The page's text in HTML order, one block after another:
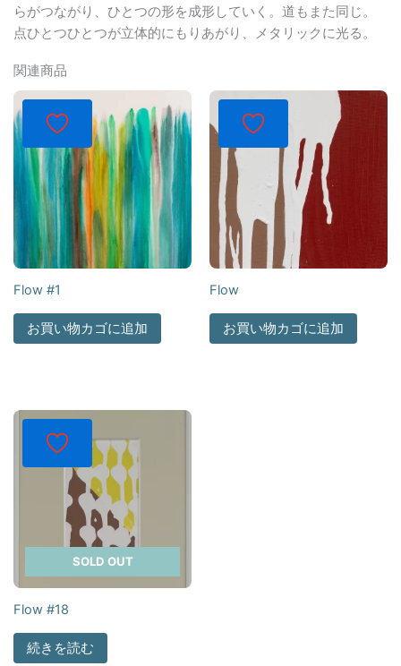
らがつながり、ひとつの形を成形していく。道もまた同じ。
点ひとつひとつが立体的にもりあがり、メタリックに光る。
関連商品
Flow #1
お買い物カゴに追加
Flow
お買い物カゴに追加
SOLD OUT
Flow #18
続きを読む